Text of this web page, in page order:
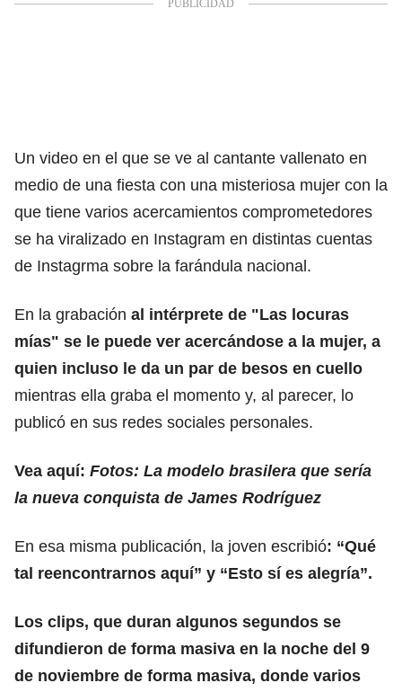
Un video en el que se ve al cantante vallenato en
medio de una fiesta con una misteriosa mujer con la
que tiene varios acercamientos comprometedores
se ha viralizado en Instagram en distintas cuentas
de Instagrma sobre la farándula nacional.
En la grabación al intérprete de "Las locuras
mías" se le puede ver acercándose a la mujer, a
quien incluso le da un par de besos en cuello
mientras ella graba el momento y, al parecer, lo
publicó en sus redes sociales personales.
Vea aquí: Fotos: La modelo brasilera que sería
la nueva conquista de James Rodríguez
En esa misma publicación, la joven escribió: “Qué
tal reencontrarnos aquí” y “Esto sí es alegría”.
Los clips, que duran algunos segundos se
difundieron de forma masiva en la noche del 9
de noviembre de forma masiva, donde varios